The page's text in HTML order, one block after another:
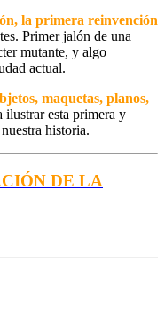
la primera reinvención
Primer jalón de una
mutante, y algo
actual.
maquetas, planos,
esta primera y
historia.
DE LA